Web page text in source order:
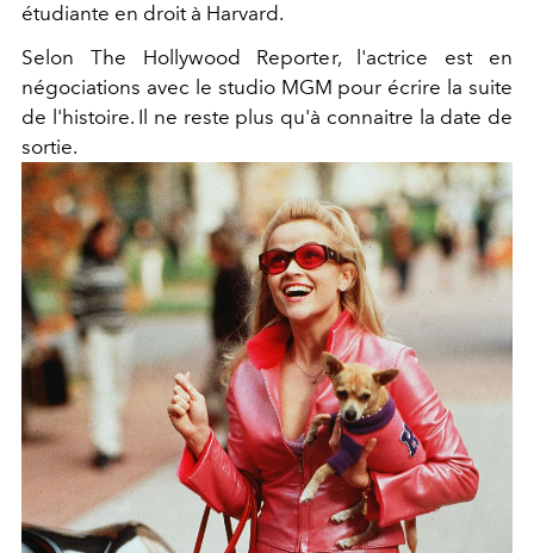
étudiante en droit à Harvard.
Selon The Hollywood Reporter, l'actrice est en
négociations avec le studio MGM pour écrire la suite
de l'histoire. Il ne reste plus qu'à connaitre la date de
sortie.